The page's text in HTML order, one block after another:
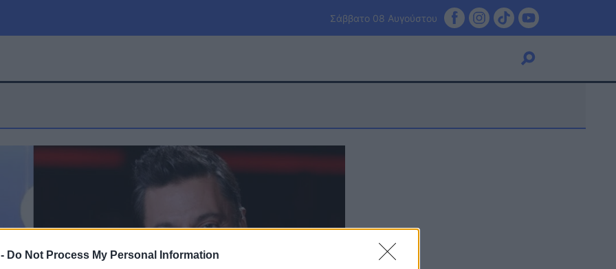
Do Not Process My Personal Information
Σάββατο 08 Αυγούστου
ΕΣΠΑ
Αθλητικά